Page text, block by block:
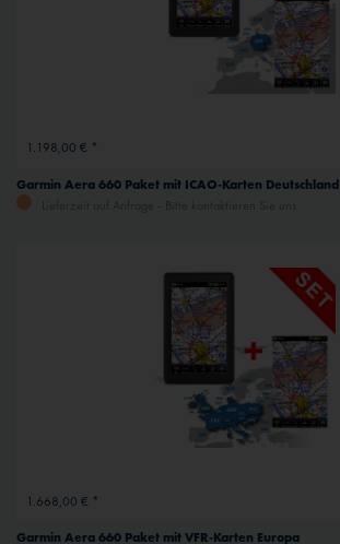
1.198,00 € *
Garmin Aera 660 Paket mit ICAO-Karten Deutschland
1.668,00 € *
Garmin Aera 660 Paket mit VFR-Karten Europa